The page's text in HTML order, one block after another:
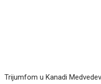
Trijumfom u Kanadi